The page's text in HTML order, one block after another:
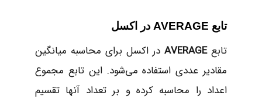
تابع AVERAGE در اکسل
تابعAVERAGE در اکسل برای محاسبه میانگین
مقادیر عددی استفاده می‌شود. این تابع مجموع
اعداد را محاسبه کرده و بر تعداد آنها تقسیم